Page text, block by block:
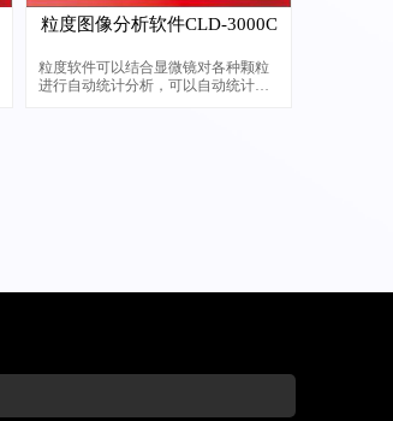
粒度图像分析软件CLD-3000C
粒度软件可以结合显微镜对各种颗粒
进行自动统计分析，可以自动统计颗